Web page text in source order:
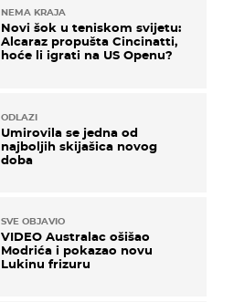
NEMA KRAJA
Novi šok u teniskom svijetu:
Alcaraz propušta Cincinatti,
hoće li igrati na US Openu?
ODLAZI
Umirovila se jedna od
najboljih skijašica novog
doba
SVE OBJAVIO
VIDEO Australac ošišao
Modrića i pokazao novu
Lukinu frizuru